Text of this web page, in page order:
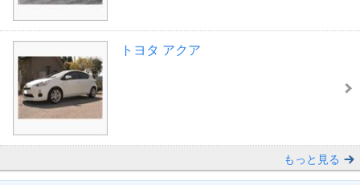
トヨタ アクア
もっと見る